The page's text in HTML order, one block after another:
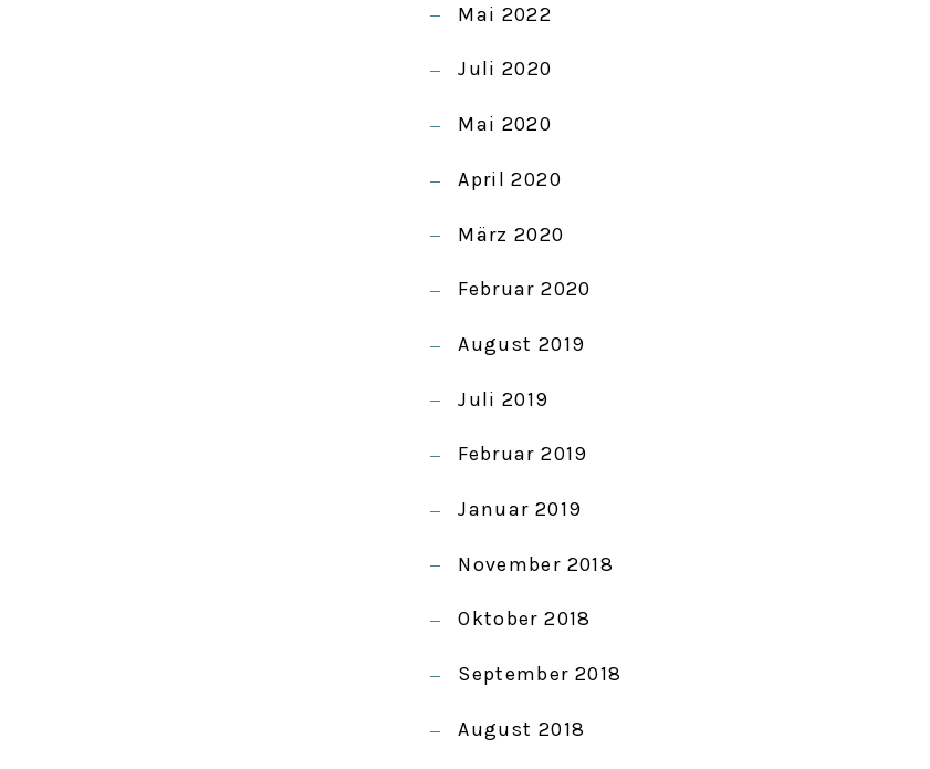
Mai 2022
Juli 2020
Mai 2020
April 2020
März 2020
Februar 2020
August 2019
Juli 2019
Februar 2019
Januar 2019
November 2018
Oktober 2018
September 2018
August 2018